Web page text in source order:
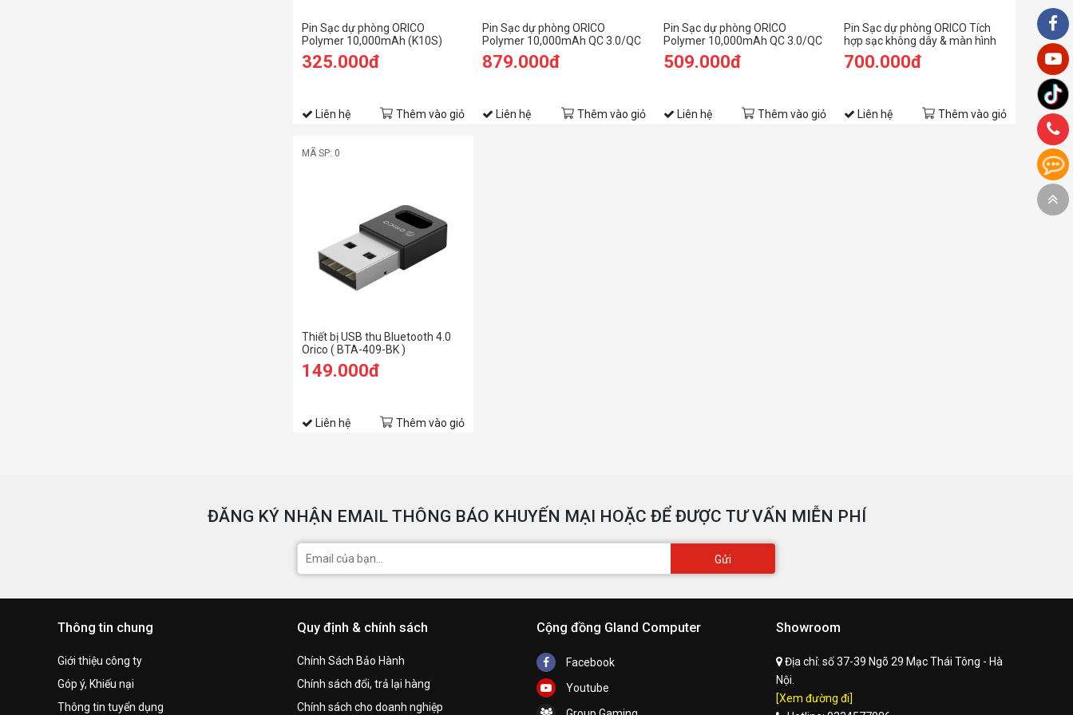
Pin Sạc dự phòng ORICO
Polymer 10,000mAh (K10S)
325.000đ
Liên hệ Thêm vào giỏ
Pin Sạc dự phòng ORICO
Polymer 10,000mAh QC 3.0/QC
2.0/Type C (K20000)
879.000đ
Liên hệ Thêm vào giỏ
Pin Sạc dự phòng ORICO
Polymer 10,000mAh QC 3.0/QC
2.0/Type C (K10000)
509.000đ
Liên hệ Thêm vào giỏ
Pin Sạc dự phòng ORICO Tích
hợp sạc không dây & màn hình
LED 10,000mAh (WR10-GY)
700.000đ
Liên hệ Thêm vào giỏ
MÃ SP: 0
Thiết bị USB thu Bluetooth 4.0
Orico ( BTA-409-BK )
149.000đ
Liên hệ Thêm vào giỏ
ĐĂNG KÝ NHẬN EMAIL THÔNG BÁO KHUYẾN MẠI HOẶC ĐỂ ĐƯỢC TƯ VẤN MIỄN PHÍ
Gửi
Thông tin chung
Giới thiệu công ty
Góp ý, Khiếu nại
Thông tin tuyển dụng
Quy định & chính sách
Chính Sách Bảo Hành
Chính sách đổi, trả lại hàng
Chính sách cho doanh nghiệp
Cộng đồng Gland Computer
Facebook
Youtube
Showroom
Địa chỉ: số 37-39 Ngõ 29 Mạc Thái Tông - Hà
Nội.
[Xem đường đi]